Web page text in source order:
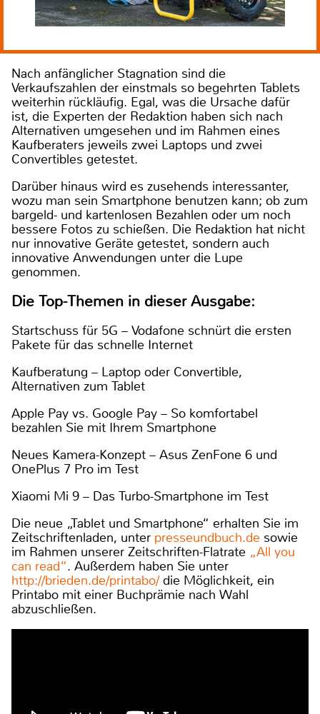
Nach anfänglicher Stagnation sind die
Verkaufszahlen der einstmals so begehrten Tablets
weiterhin rückläufig. Egal, was die Ursache dafür
ist, die Experten der Redaktion haben sich nach
Alternativen umgesehen und im Rahmen eines
Kaufberaters jeweils zwei Laptops und zwei
Convertibles getestet.
Darüber hinaus wird es zusehends interessanter,
wozu man sein Smartphone benutzen kann; ob zum
bargeld- und kartenlosen Bezahlen oder um noch
bessere Fotos zu schießen. Die Redaktion hat nicht
nur innovative Geräte getestet, sondern auch
innovative Anwendungen unter die Lupe
genommen.
Die Top-Themen in dieser Ausgabe:
Startschuss für 5G – Vodafone schnürt die ersten
Pakete für das schnelle Internet
Kaufberatung – Laptop oder Convertible,
Alternativen zum Tablet
Apple Pay vs. Google Pay – So komfortabel
bezahlen Sie mit Ihrem Smartphone
Neues Kamera-Konzept – Asus ZenFone 6 und
OnePlus 7 Pro im Test
Xiaomi Mi 9 – Das Turbo-Smartphone im Test
Die neue „Tablet und Smartphone“ erhalten Sie im
Zeitschriftenladen, unter presseundbuch.de sowie
im Rahmen unserer Zeitschriften-Flatrate „All you
can read“. Außerdem haben Sie unter
http://brieden.de/printabo/die Möglichkeit, ein
Printabo mit einer Buchprämie nach Wahl
abzuschließen.